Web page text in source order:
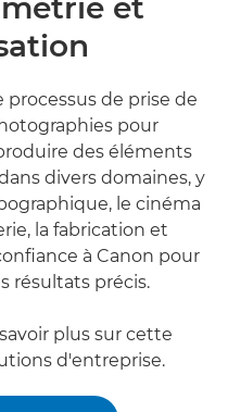
et
de prise de
pour
des éléments
divers domaines, y
le cinéma
la fabrication et
à Canon pour
résultats précis.
plus sur cette
d'entreprise.